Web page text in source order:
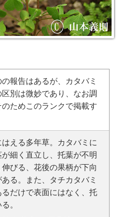
報告はあるが、カタバミ
別は微妙であり、なお調
ためこのランクで掲載す
える多年草。カタバミに
細く直立し、托葉が不明
びる、花後の果柄が下向
る。また、タチカタバミ
だけで表面にはなく、托
。